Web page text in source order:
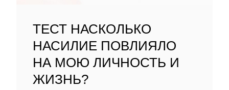
ТЕСТ НАСКОЛЬКО
НАСИЛИЕ ПОВЛИЯЛО
НА МОЮ ЛИЧНОСТЬ И
ЖИЗНЬ?